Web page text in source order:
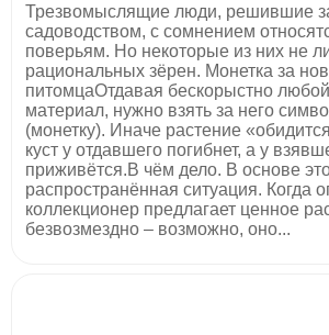
Трезвомыслящие люди, решившие
садоводством, с сомнением
поверьям. Но некоторые из них не
рациональных зёрен. Монетка за
питомцаОтдавая бескорыстно
материал, нужно взять за него
(монетку). Иначе растение
куст у отдавшего погибнет, а у
приживётся.В чём дело. В основе
распространённая ситуация. Когда
коллекционер предлагает ценное
безвозмездно – возможно, оно...